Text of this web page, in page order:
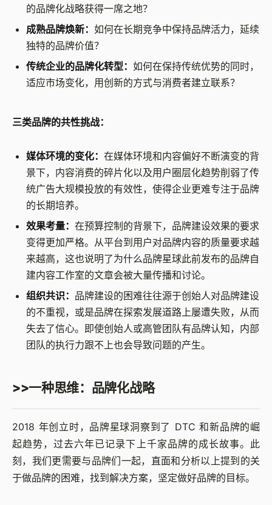
的品牌化战略获得一席之地？
成熟品牌焕新：如何在长期竞争中保持品牌活力，延续
独特的品牌价值？
传统企业的品牌化转型：如何在保持传统优势的同时，
适应市场变化，用创新的方式与消费者建立联系？
三类品牌的共性挑战：
媒体环境的变化：在媒体环境和内容偏好不断演变的背
景下，内容消费的碎片化以及用户圈层化趋势削弱了传
统广告大规模投放的有效性，使得企业更难专注于品牌
的长期培养。
效果考量：在预算控制的背景下，品牌建设效果的要求
变得更加严格。从平台到用户对品牌内容的质量要求越
来越高，这也说明了为什么品牌星球此前发布的品牌自
建内容工作室的文章会被大量传播和讨论。
组织共识： 品牌建设的困难往往源于创始人对品牌建设
的不重视，或是品牌在探索发展道路上屡遭失败，从而
失去了信心。即使创始人或高管团队有品牌认知，内部
团队的执行力跟不上也会导致问题的产生。
>>一种思维：品牌化战略
2018 年创立时，品牌星球洞察到了 DTC 和新品牌的崛
起趋势，过去六年已记录下上千家品牌的成长故事。此
刻，我们更需要与品牌们一起，直面和分析以上提到的关
于做品牌的困难，找到解决方案，坚定做好品牌的目标。